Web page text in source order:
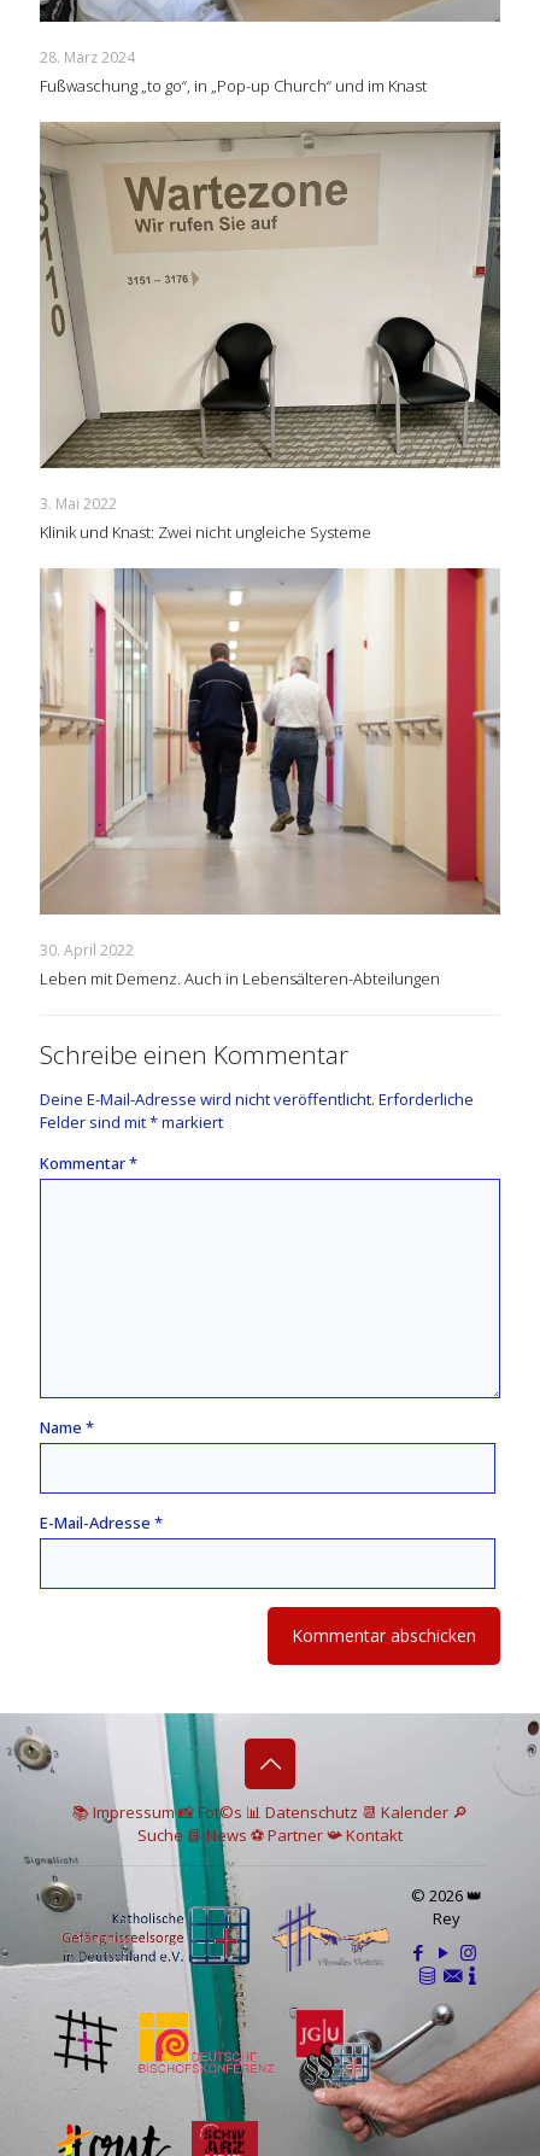
28. März 2024
Fußwaschung „to go“, in „Pop-up Church“ und im Knast
3. Mai 2022
Klinik und Knast: Zwei nicht ungleiche Systeme
30. April 2022
Leben mit Demenz. Auch in Lebensälteren-Abteilungen
Schreibe einen Kommentar
Deine E-Mail-Adresse wird nicht veröffentlicht. Erforderliche
Felder sind mit*markiert
Kommentar*
Name *
E-Mail-Adresse *
📚 Impressum📸Fot©s 📊 Datenschutz 📆 Kalender 🔎
Suche 📘 News ⚽Partner📯Kontakt
© 2026 👑
Rey